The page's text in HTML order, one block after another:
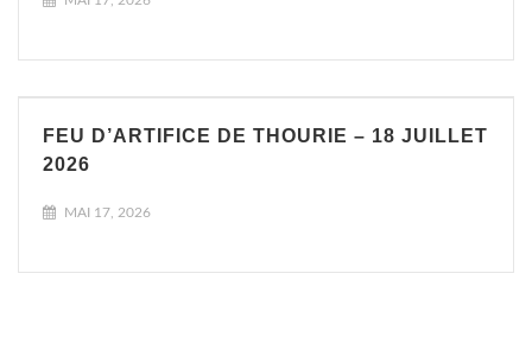
FEU D’ARTIFICE DE THOURIE – 18 JUILLET
2026
MAI 17, 2026